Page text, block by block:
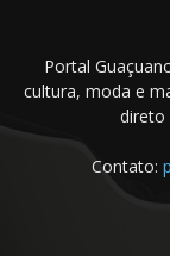
Portal
cultura, moda e
direto
Contato: